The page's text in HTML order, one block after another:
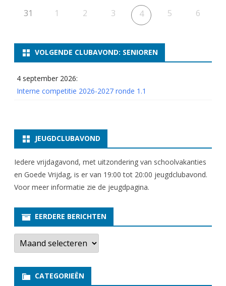
31 1 2 3 4 5 6
VOLGENDE CLUBAVOND: SENIOREN
4 september 2026:
Interne competitie 2026-2027 ronde 1.1
JEUGDCLUBAVOND
Iedere vrijdagavond, met uitzondering van schoolvakanties
en Goede Vrijdag, is er van 19:00 tot 20:00 jeugdclubavond.
Voor meer informatie zie de jeugdpagina.
EERDERE BERICHTEN
E
r
e
CATEGORIEËN